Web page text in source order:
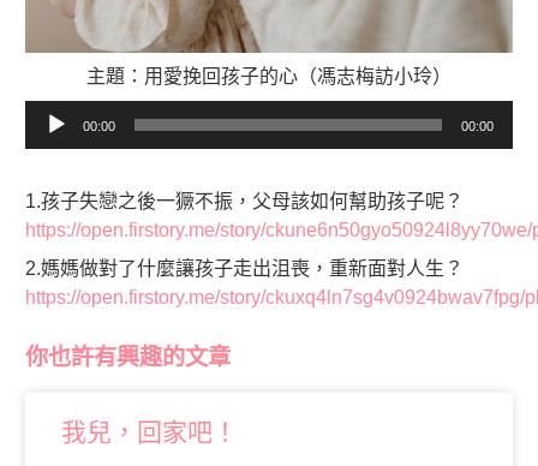
主題：用愛挽回孩子的心（馮志梅訪小玲）
放
器
00:00 00:00
1.孩子失戀之後一獗不振，父母該如何幫助孩子呢？
https://open.firstory.me/story/ckune6n50gyo50924l8yy70we/
2.媽媽做對了什麼讓孩子走出沮喪，重新面對人生？
https://open.firstory.me/story/ckuxq4ln7sg4v0924bwav7fpg/
你也許有興趣的文章
我兒，回家吧！